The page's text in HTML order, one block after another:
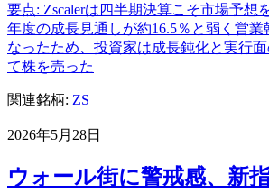
要点: Zscalerは四半期決算こそ市場予想
年度の成長見通しが約16.5％と弱く営
なったため、投資家は成長鈍化と実行
て株を売った
関連銘柄: ZS
2026年5月28日
ウォール街に警戒感、新